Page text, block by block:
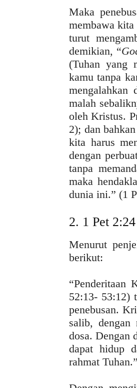
Maka
membawa
turut
demikian, “
(Tuhan yang
kamu tanpa
mengalahkan
malah
oleh Kristus.
2); dan
kita harus
dengan
tanpa
maka
dunia ini.” (1
2. 1 Pet 2:24
Menurut
berikut:
“Penderitaan
52:13- 53:12)
penebusan.
salib, dengan
dosa. Dengan
dapat hidup
rahmat Tuhan.”